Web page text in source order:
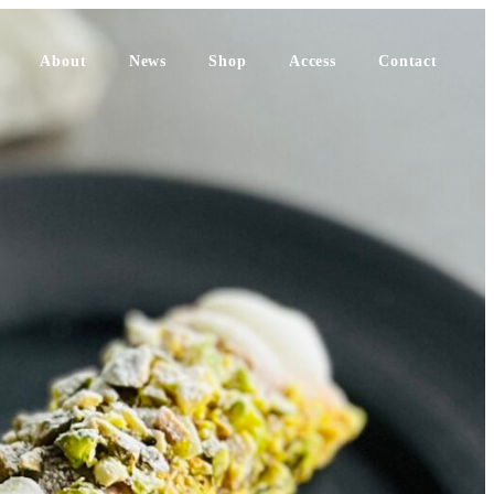
About News Shop Access Contact